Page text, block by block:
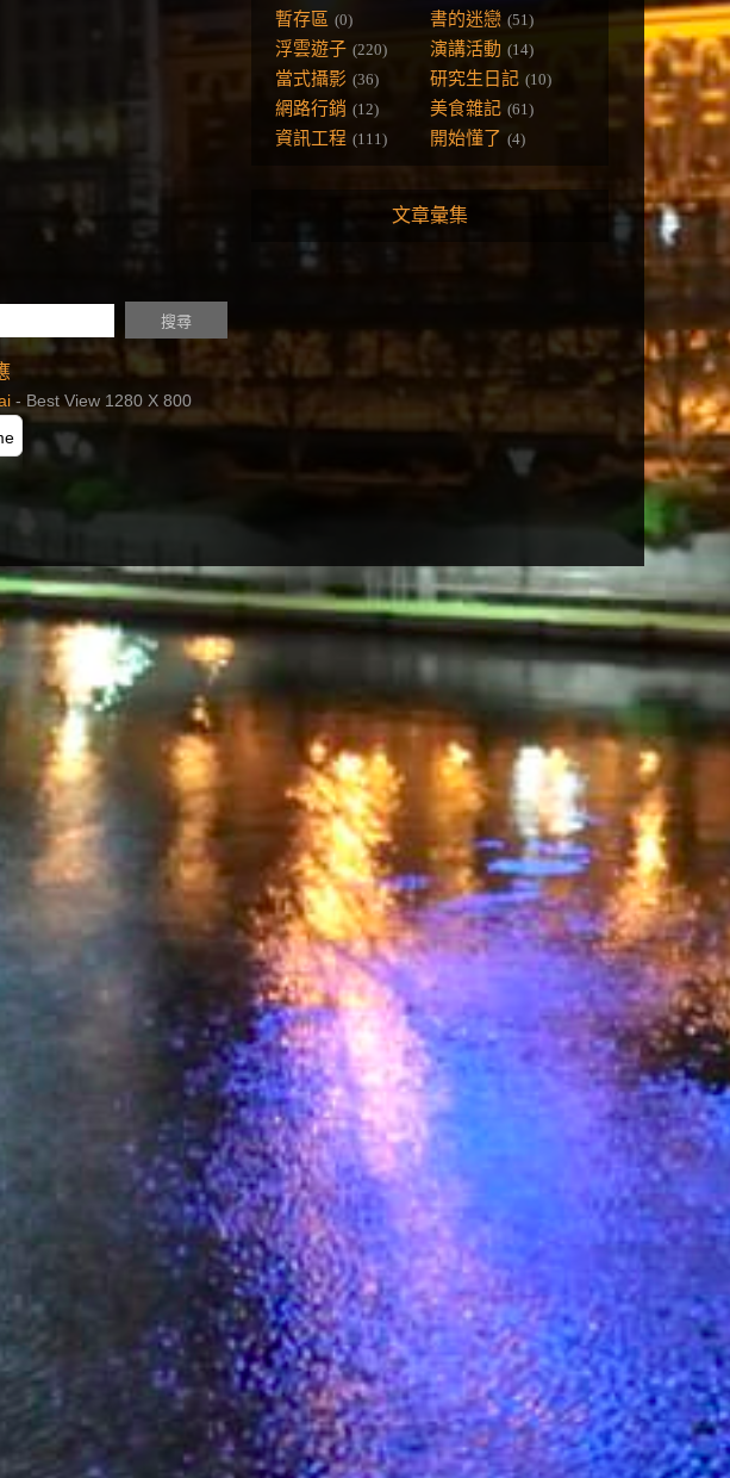
暫存區 (0) 書的迷戀 (51)
浮雲遊子 (220) 演講活動 (14)
當式攝影 (36) 研究生日記 (10)
網路行銷 (12) 美食雜記 (61)
資訊工程 (111) 開始懂了 (4)
文章彙集
- Best View 1280 X 800